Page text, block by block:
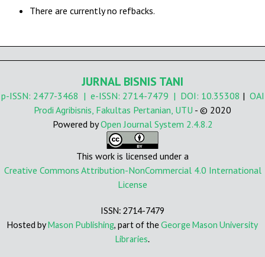
There are currently no refbacks.
JURNAL BISNIS TANI
p-ISSN: 2477-3468 | e-ISSN: 2714-7479 | DOI: 10.35308 | OAI
Prodi Agribisnis, Fakultas Pertanian, UTU - © 2020
Powered byOpen Journal System 2.4.8.2
This work is licensed under a
Creative Commons Attribution-NonCommercial 4.0 International
License
ISSN: 2714-7479
Hosted byMason Publishing, part of theGeorge Mason University
Libraries.